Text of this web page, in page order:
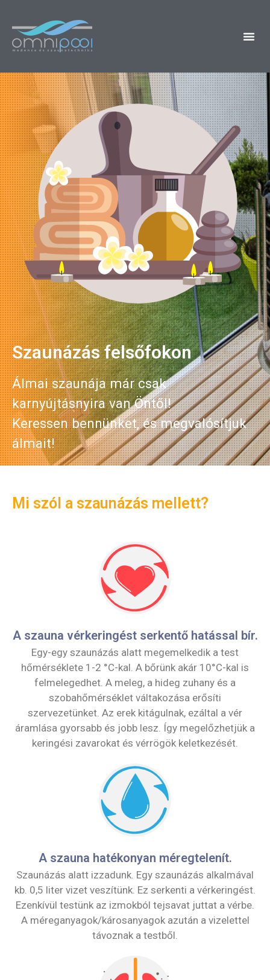
Szaunázás felsőfokon
Álmai szaunája már csak
karnyújtásnyira van Öntől!
Keressen bennünket, és megvalósítjuk
álmait!
Mi szól a szaunázás mellett?
A szauna vérkeringést serkentő hatással bír.
Egy-egy szaunázás alatt megemelkedik a test
hőmérséklete 1-2 °C-kal. A bőrünk akár 10°C-kal is
felmelegedhet. A meleg, a hideg zuhany és a
szobahőmérséklet váltakozása erősíti
szervezetünket. Az erek kitágulnak, ezáltal a vér
áramlása gyorsabb és jobb lesz. Így megelőzhetjük a
keringési zavarokat és vérrögök keletkezését.
A szauna hatékonyan méregtelenít.
Szaunázás alatt izzadunk. Egy szaunázás alkalmával
kb. 0,5 liter vizet veszítünk. Ez serkenti a vérkeringést.
Ezenkívül testünk az izmokból tejsavat juttat a vérbe.
A méreganyagok/károsanyagok azután a vizelettel
távoznak a testből.